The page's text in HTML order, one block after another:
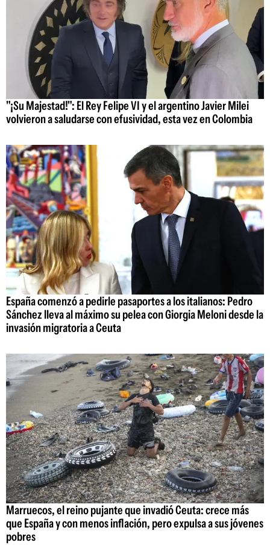
"¡Su Majestad!": El Rey Felipe VI y el argentino Javier Milei
volvieron a saludarse con efusividad, esta vez en Colombia
España comenzó a pedirle pasaportes a los italianos: Pedro
Sánchez lleva al máximo su pelea con Giorgia Meloni desde la
invasión migratoria a Ceuta
Marruecos, el reino pujante que invadió Ceuta: crece más
que España y con menos inflación, pero expulsa a sus jóvenes
pobres